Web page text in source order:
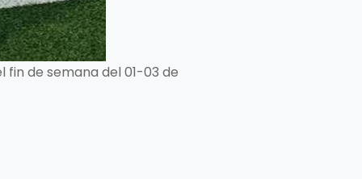
fin de semana del 01-03 de